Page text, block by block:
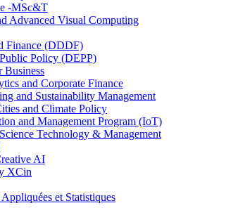
-MSc&T
Advanced Visual Computing
Finance (DDDF)
Policy (DEPP)
and Corporate Finance
and Sustainability Management
and Climate Policy
and Management Program (IoT)
Technology & Management
AI
XCin
et Statistiques